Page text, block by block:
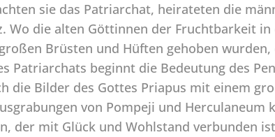
sie das Patriarchat, heirateten die
Wo die alten Göttinnen der Fruchtbarkeit
Brüsten und Hüften gehoben
Patriarchats beginnt die Bedeutung des
die Bilder des Gottes Priapus mit einem
von Pompeji und
der mit Glück und Wohlstand verbunden